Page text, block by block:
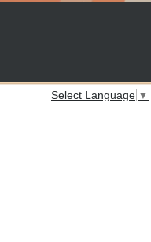
Select Language ▼